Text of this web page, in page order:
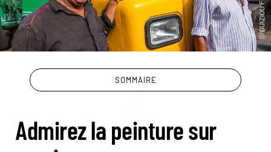
SOMMAIRE
Admirez la peinture sur